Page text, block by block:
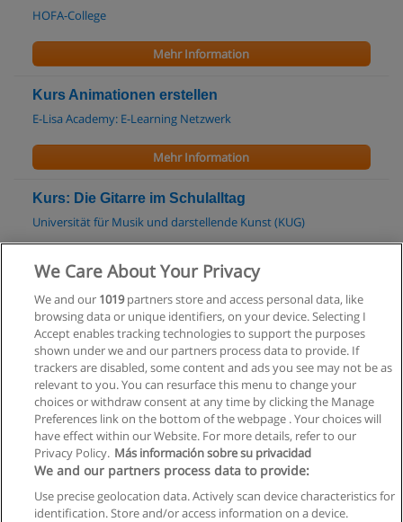
HOFA-College
Mehr Information
Kurs Animationen erstellen
E-Lisa Academy: E-Learning Netzwerk
Mehr Information
Kurs: Die Gitarre im Schulalltag
Universität für Musik und darstellende Kunst (KUG)
Mehr Information
Master Jazz
Universität für Musik und darstellende Kunst (KUG)
Mehr Information
Allgemeinen geschäftsbedingungen
Datenschutzpolitik
We Care About Your Privacy
We and our 1019partners store and access personal data, like
browsing data or unique identifiers, on your device. Selecting I
Accept enables tracking technologies to support the purposes
shown under we and our partners process data to provide. If
trackers are disabled, some content and ads you see may not be as
relevant to you. You can resurface this menu to change your
choices or withdraw consent at any time by clicking the Manage
Preferences link on the bottom of the webpage . Your choices will
have effect within our Website. For more details, refer to our
Privacy Policy. Más información sobre su privacidad
We and our partners process data to provide:
Use precise geolocation data. Actively scan device characteristics for
identification. Store and/or access information on a device.